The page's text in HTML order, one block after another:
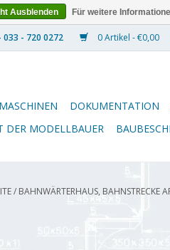
0 Artikel - €0,00
MASCHINEN DOKUMENTATION
DER MODELLBAUER
/ BAHNWÄRTERHAUS, BAHNSTRECKE
Ausblenden Für weitere